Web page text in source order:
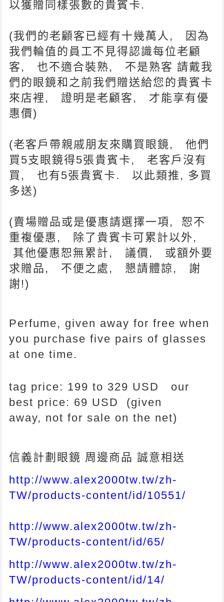
以獲贈同樣張數的貴賓卡.
(我們的老顧客已經有十幾萬人, 因為
我們輪值的員工不見得認識每位老顧
客, 也不適合裝熟, 不是熟客 請戴我
們的眼鏡和之前我們贈送給您的貴賓卡
來店裡, 證明是老顧客, 才能享有優
惠價)
(老客戶帶親戚朋友來購買眼鏡, 他們
買5支眼鏡得5張貴賓卡, 老客戶沒有
買, 也有5張貴賓卡. 以此類推, 多買
多送)
(賣場贈品或是優惠請選擇一項, 恕不
重複優惠, 除了貴賓卡可累計以外,
其他優惠恕無累計, 議價, 或額外要
求贈品, 不便之處, 懇請體諒, 謝
謝!)
Perfume, given away for free when
you purchase five pairs of glasses
at one time.
tag price: 199 to 329 USD our
best price: 69 USD (given
away, not for sale on the net)
信義計劃眼鏡 周邊商品 誠意相送
http://www.alex2000tw.tw/zh-
TW/products-content/id/10551/
http://www.alex2000tw.tw/zh-
TW/products-content/id/65/
http://www.alex2000tw.tw/zh-
TW/products-content/id/14/